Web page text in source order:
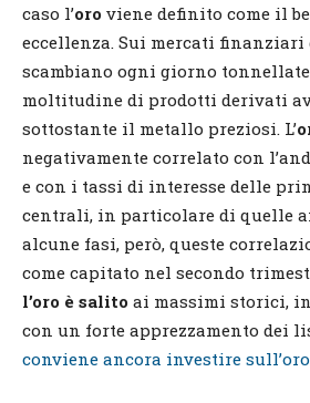
caso l’oro viene definito come il
eccellenza. Sui mercati
scambiano ogni giorno
moltitudine di prodotti derivati
sottostante il metallo preziosi. L’
negativamente correlato con
e con i tassi di interesse delle
centrali, in particolare di quelle
alcune fasi, però, queste
come capitato nel secondo
l’oro è salito ai massimi storici,
con un forte apprezzamento dei
conviene ancora investire sull’oro